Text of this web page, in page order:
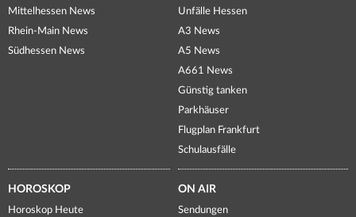
Mittelhessen News
Rhein-Main News
Südhessen News
Unfälle Hessen
A3 News
A5 News
A661 News
Günstig tanken
Parkhäuser
Flugplan Frankfurt
Schulausfälle
HOROSKOP
Horoskop Heute
ON AIR
Sendungen